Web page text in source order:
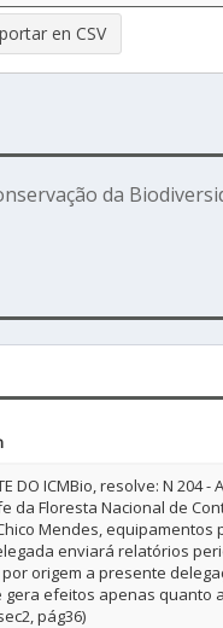
en CSV
da
DO ICMBio, resolve: N 204
da Floresta Nacional de
Mendes, equipamentos
enviará relatórios
origem a presente
gera efeitos apenas quanto
pág36)